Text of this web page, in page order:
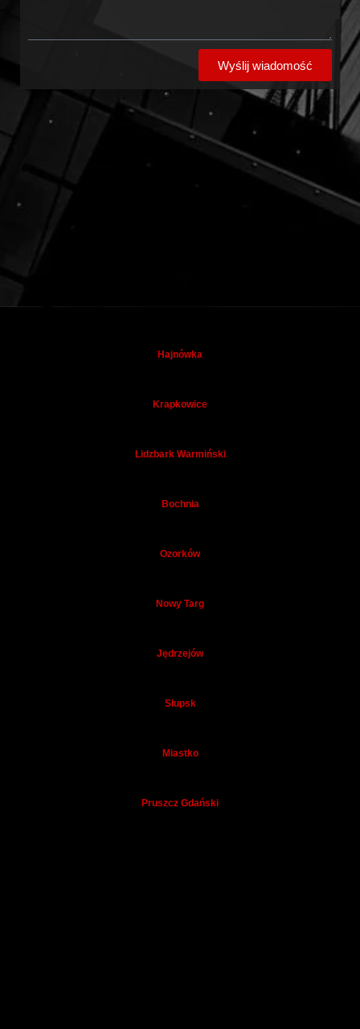
Wyślij wiadomość
Hajnówka
Krapkowice
Lidzbark Warmiński
Bochnia
Ozorków
Nowy Targ
Jędrzejów
Słupsk
Miastko
Pruszcz Gdański